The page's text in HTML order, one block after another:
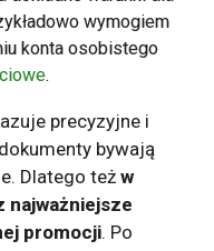
wymogiem
konta osobistego
.
precyzyjne i
bywają
Dlatego też w
najważniejsze
promocji. Po